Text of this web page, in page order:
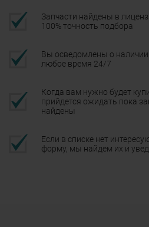
Запчасти найдены в
100% точность подбора
Вы осведомлены о наличии
любое время 24/7
Когда вам нужно будет
прийдется ожидать пока
найдены
Если в списке нет
форму, мы найдем их и